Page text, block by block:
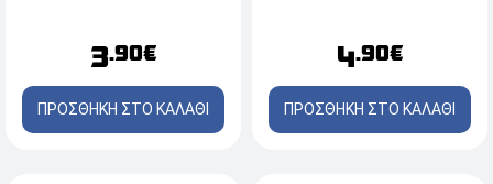
3.90€
ΠΡΟΣΘΗΚΗ ΣΤΟ ΚΑΛΑΘΙ
4.90€
ΠΡΟΣΘΗΚΗ ΣΤΟ ΚΑΛΑΘΙ